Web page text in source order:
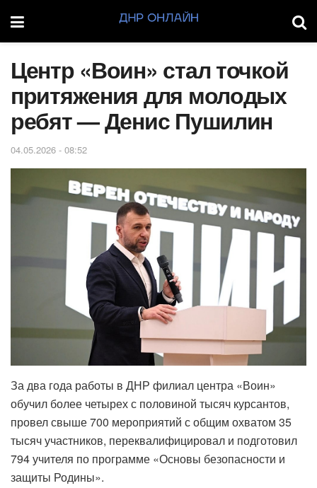
Центр «Воин» стал точкой
притяжения для молодых
ребят — Денис Пушилин
04.05.2026 - 08:52
За два года работы в ДНР филиал центра «Воин»
обучил более четырех с половиной тысяч курсантов,
провел свыше 700 мероприятий с общим охватом 35
тысяч участников, переквалифицировал и подготовил
794 учителя по программе «Основы безопасности и
защиты Родины».